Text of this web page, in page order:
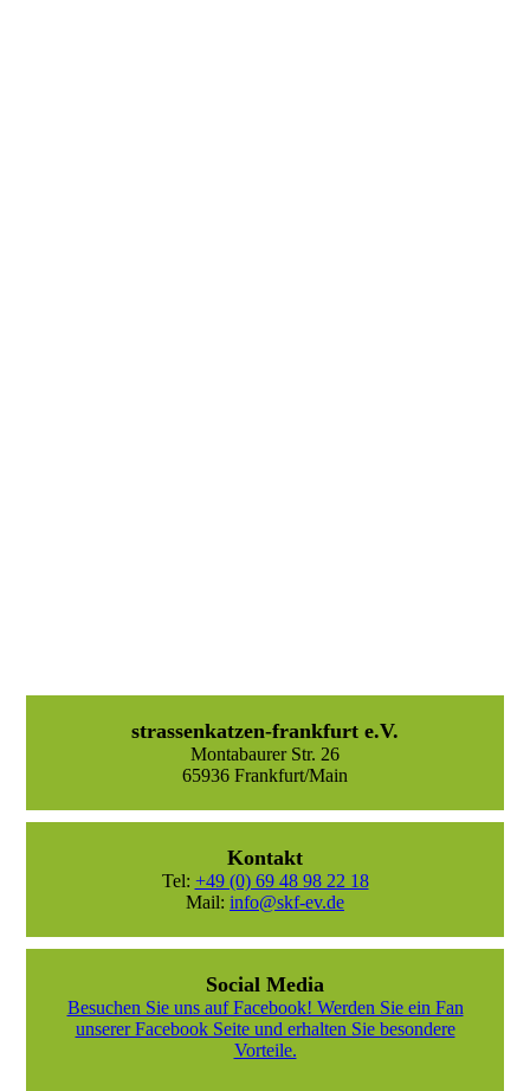
strassenkatzen-frankfurt e.V.
Montabaurer Str. 26
65936 Frankfurt/Main
Kontakt
Tel: +49 (0) 69 48 98 22 18
Mail: info@skf-ev.de
Social Media
Besuchen Sie uns auf Facebook! Werden Sie ein Fan
unserer Facebook Seite und erhalten Sie besondere
Vorteile.